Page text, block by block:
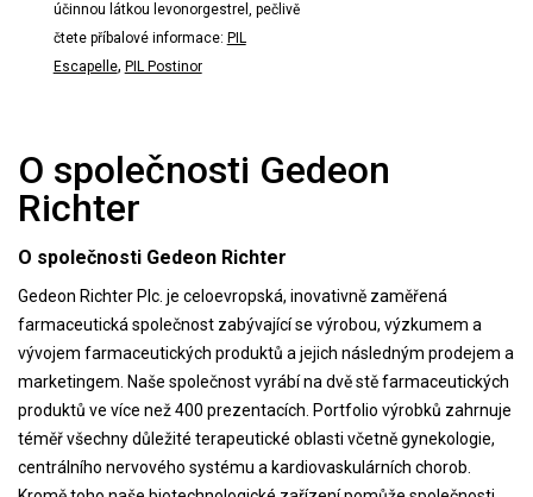
účinnou látkou levonorgestrel, pečlivě
čtete příbalové informace: PIL
Escapelle, PIL Postinor
O společnosti Gedeon
Richter
O společnosti Gedeon Richter
Gedeon Richter Plc. je celoevropská, inovativně zaměřená
farmaceutická společnost zabývající se výrobou, výzkumem a
vývojem farmaceutických produktů a jejich následným prodejem a
marketingem. Naše společnost vyrábí na dvě stě farmaceutických
produktů ve více než 400 prezentacích. Portfolio výrobků zahrnuje
téměř všechny důležité terapeutické oblasti včetně gynekologie,
centrálního nervového systému a kardiovaskulárních chorob.